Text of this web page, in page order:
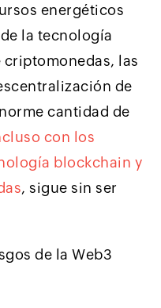
energéticos
la tecnología
las
de
cantidad de
con los
blockchain y
, sigue sin ser
de la Web3